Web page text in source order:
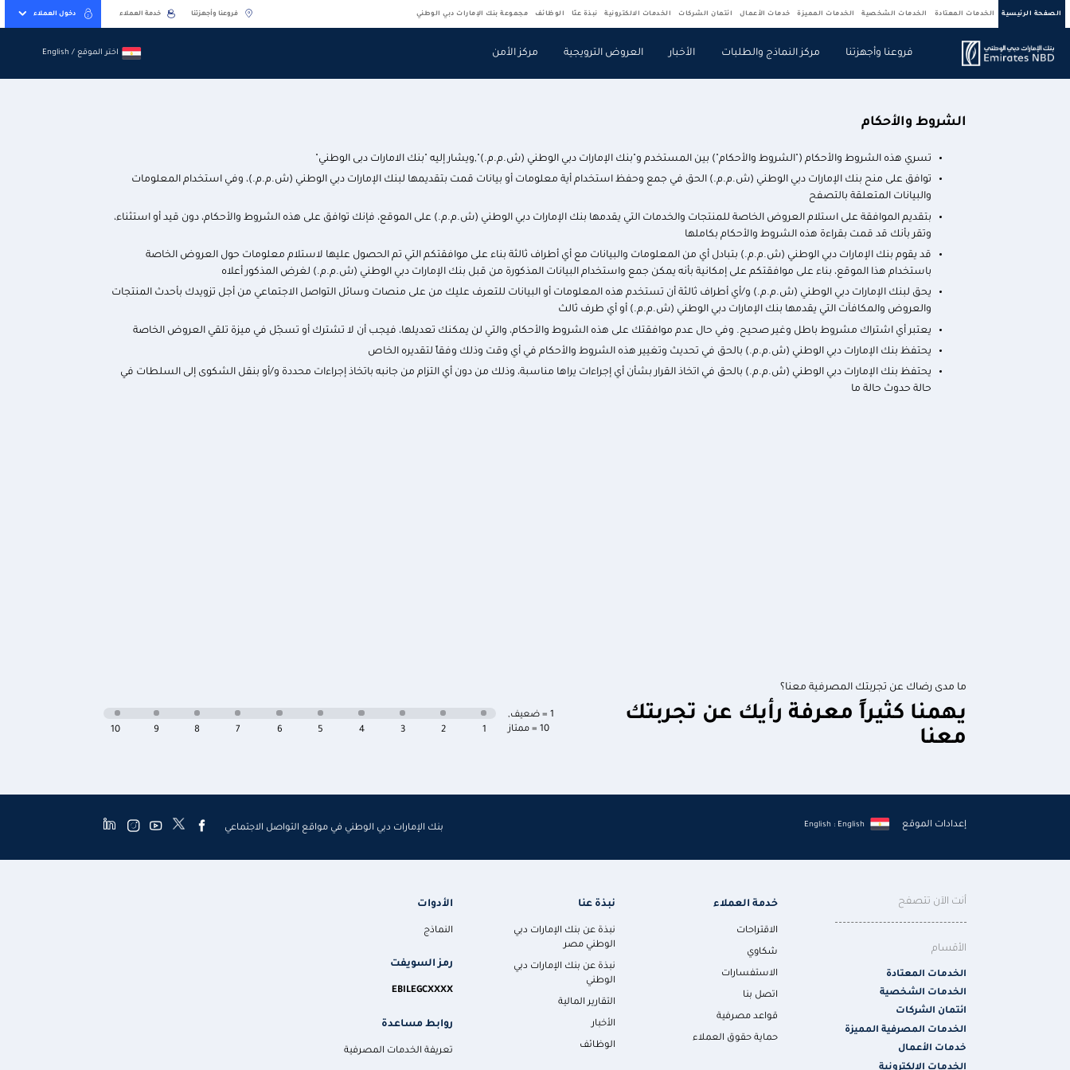
الصفحة الرئيسية الخدمات المعتادة الخدمات الشخصية الخدمات المميزة خدمات الأعمال ائتمان الشركات الخدمات الالكترونية نبذة عنّا الوظائف مجموعة بنك الإمارات دبي الوطني فروعنا وأجهزتنا خدمة العملاء دخول العملاء
فروعنا وأجهزتنا مركز النماذج والطلبات الأخبار العروض الترويجية مركز الأمن
اختر الموقع / English
اختر الموقع / English
الشروط والأحكام
تسري هذه الشروط والأحكام ("الشروط والأحكام") بين المستخدم و"بنك الإمارات دبي الوطني (ش.م.م.)",ويشار إليه "بنك الامارات دبى الوطني"
توافق على منح بنك الإمارات دبي الوطني (ش.م.م.) الحق في جمع وحفظ استخدام أية معلومات أو بيانات قمت بتقديمها لبنك الإمارات دبي الوطني (ش.م.م.)، وفي استخدام المعلومات
والبيانات المتعلقة بالتصفح
بتقديم الموافقة على استلام العروض الخاصة للمنتجات والخدمات التي يقدمها بنك الإمارات دبي الوطني (ش.م.م.) على الموقع، فإنك توافق على هذه الشروط والأحكام، دون قيد أو استثناء،
وتقر بأنك قد قمت بقراءة هذه الشروط والأحكام بكاملها
قد يقوم بنك الإمارات دبي الوطني (ش.م.م.) بتبادل أي من المعلومات والبيانات مع أي أطراف ثالثة بناء على موافقتكم التي تم الحصول عليها لاستلام معلومات حول العروض الخاصة
باستخدام هذا الموقع، بناء على موافقتكم على إمكانية بأنه يمكن جمع واستخدام البيانات المذكورة من قبل بنك الإمارات دبي الوطني (ش.م.م.) لغرض المذكور أعلاه
يحق لبنك الإمارات دبي الوطني (ش.م.م.) و/أي أطراف ثالثة أن تستخدم هذه المعلومات أو البيانات للتعرف عليك من على منصات وسائل التواصل الاجتماعي من أجل تزويدك بأحدث المنتجات
والعروض والمكافآت التي يقدمها بنك الإمارات دبي الوطني (ش.م.م.) أو أي طرف ثالث
يعتبر أي اشتراك مشروط باطل وغير صحيح. وفي حال عدم موافقتك على هذه الشروط والأحكام، والتي لن يمكنك تعديلها، فيجب أن لا تشترك أو تسجّل في ميزة تلقي العروض الخاصة
يحتفظ بنك الإمارات دبي الوطني (ش.م.م.) بالحق في تحديث وتغيير هذه الشروط والأحكام في أي وقت وذلك وفقاً لتقديره الخاص
يحتفظ بنك الإمارات دبي الوطني (ش.م.م.) بالحق في اتخاذ القرار بشأن أي إجراءات يراها مناسبة، وذلك من دون أي التزام من جانبه باتخاذ إجراءات محددة و/أو بنقل الشكوى إلى السلطات في
حالة حدوث حالة ما
ما مدى رضاك عن تجربتك المصرفية معنا؟
يهمنا كثيراً معرفة رأيك عن تجربتك
معنا
1 = ضعيف
,
10 = ممتاز
10 9 8 7 6 5 4 3 2 1
إعدادات الموقع English : English بنك الإمارات دبي الوطني في مواقع التواصل الاجتماعي
أنت الآن تتصفح
الأقسام
الخدمات المعتادة
الخدمات الشخصية
ائتمان الشركات
الخدمات المصرفية المميزة
خدمات الأعمال
الخدمات الالكترونية
خدمة العملاء
الاقتراحات
شكاوي
الاستفسارات
اتصل بنا
قواعد مصرفية
حماية حقوق العملاء
نبذة عنا
نبذة عن بنك الإمارات دبي
الوطني مصر
نبذة عن بنك الإمارات دبي
الوطني
التقارير المالية
الأخبار
الوظائف
الأدوات
النماذج
رمز السويفت
EBILEGCXXXX
روابط مساعدة
تعريفة الخدمات المصرفية